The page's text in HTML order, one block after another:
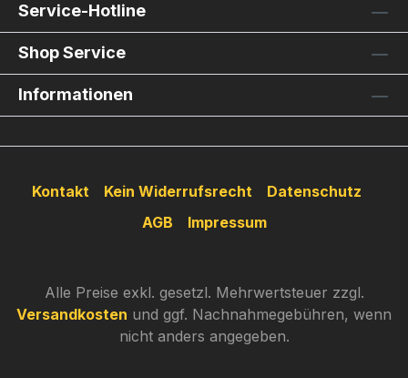
Service-Hotline
Shop Service
Informationen
Kontakt Kein Widerrufsrecht
Datenschutz
AGB
Impressum
Alle Preise exkl. gesetzl. Mehrwertsteuer zzgl.
Versandkosten und ggf. Nachnahmegebühren, wenn
nicht anders angegeben.